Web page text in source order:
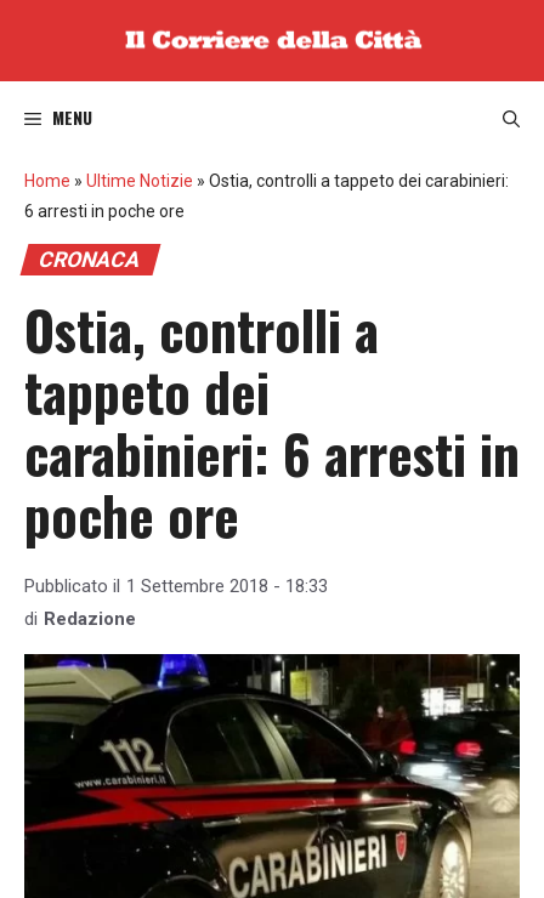
MENU
Home » Ultime Notizie » Ostia, controlli a tappeto dei carabinieri:
6 arresti in poche ore
CRONACA
Ostia, controlli a
tappeto dei
carabinieri: 6 arresti in
poche ore
Pubblicato il 1 Settembre 2018 - 18:33
di Redazione